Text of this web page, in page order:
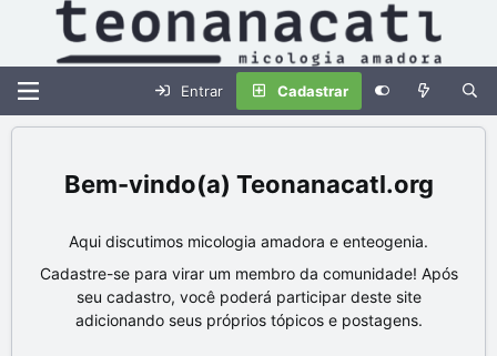
Entrar Cadastrar
Teonanacatl.org
Aqui discutimos micologia amadora e enteogenia.
Cadastre-se para virar um membro da comunidade! Após
seu cadastro, você poderá participar deste site
adicionando seus próprios tópicos e postagens.